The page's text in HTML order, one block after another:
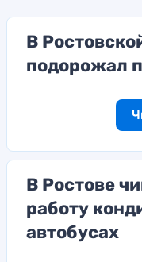
В
подорожал
В Ростове
работу
автобусах